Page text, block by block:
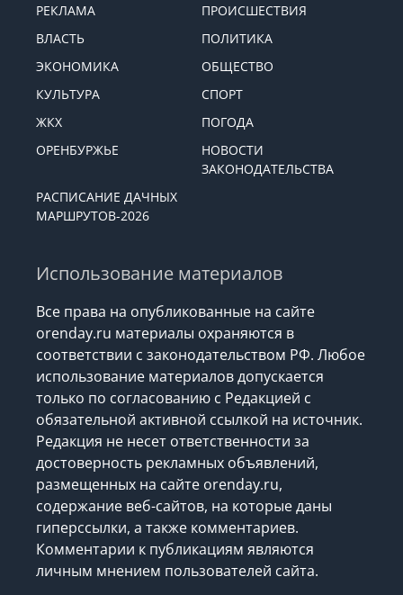
РЕКЛАМА
ПРОИСШЕСТВИЯ
ВЛАСТЬ
ПОЛИТИКА
ЭКОНОМИКА
ОБЩЕСТВО
КУЛЬТУРА
СПОРТ
ЖКХ
ПОГОДА
ОРЕНБУРЖЬЕ
НОВОСТИ
ЗАКОНОДАТЕЛЬСТВА
РАСПИСАНИЕ ДАЧНЫХ
МАРШРУТОВ-2026
Использование материалов
Все права на опубликованные на сайте
orenday.ru материалы охраняются в
соответствии с законодательством РФ. Любое
использование материалов допускается
только по согласованию с Редакцией с
обязательной активной ссылкой на источник.
Редакция не несет ответственности за
достоверность рекламных объявлений,
размещенных на сайте orenday.ru,
содержание веб-сайтов, на которые даны
гиперссылки, а также комментариев.
Комментарии к публикациям являются
личным мнением пользователей сайта.